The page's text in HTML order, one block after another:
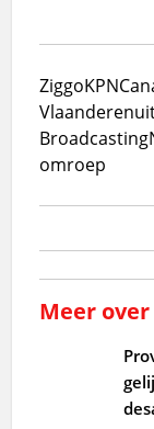
ZiggoKPN
Vlaanderen
Broadcasting
omroep
Meer